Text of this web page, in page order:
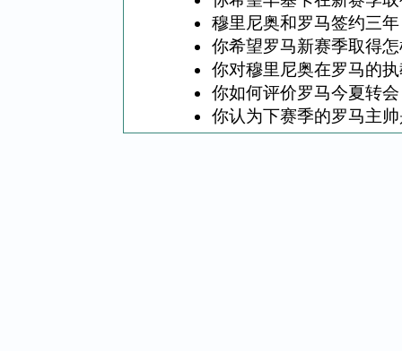
穆里尼奥和罗马签约三
你希望罗马新赛季取得
你对穆里尼奥在罗马的
你如何评价罗马今夏转
你认为下赛季的罗马主